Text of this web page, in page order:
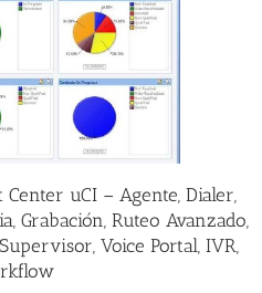
uCI – Agente, Dialer,
Grabación, Ruteo Avanzado,
Voice Portal, IVR,